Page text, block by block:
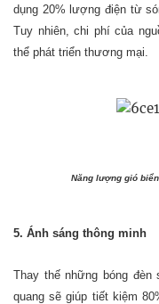
dụng 20% lượng điện từ
Tuy nhiên, chi phí của
thể phát triển thương mại.
Năng lượng gió
5. Ánh sáng thông minh
Thay thế những bóng đèn
quang sẽ giúp tiết kiệm